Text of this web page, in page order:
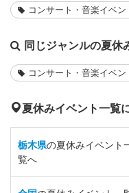
コンサート・音楽イベン
同じジャンルの夏休
コンサート・音楽イベン
夏休みイベント一覧
栃木県の夏休みイベント
覧へ